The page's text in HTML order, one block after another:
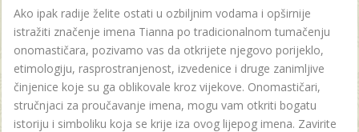
Ako ipak radije želite ostati u ozbiljnim vodama i opširnije
istražiti značenje imena Tianna po tradicionalnom tumačenju
onomastičara, pozivamo vas da otkrijete njegovo porijeklo,
etimologiju, rasprostranjenost, izvedenice i druge zanimljive
činjenice koje su ga oblikovale kroz vijekove. Onomastičari,
stručnjaci za proučavanje imena, mogu vam otkriti bogatu
istoriju i simboliku koja se krije iza ovog lijepog imena. Zavirite